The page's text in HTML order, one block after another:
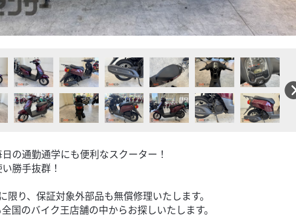
の通勤通学にも便利なスクーター！
勝手抜群！
限り、保証対象外部品も無償修理いたします。
国のバイク王店舗の中からお探しいたします。